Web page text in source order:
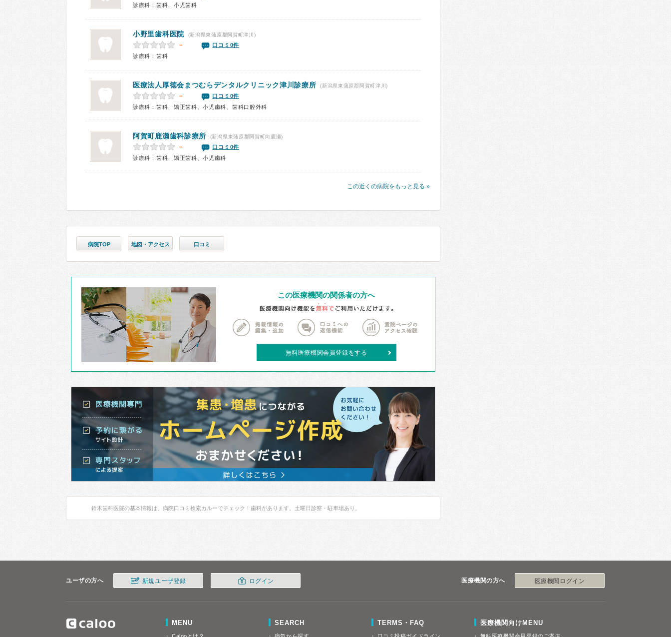
診療科：歯科、小児歯科
小野里歯科医院 (新潟県東蒲原郡阿賀町津川)
－
口コミ0件
診療科：歯科
医療法人厚徳会まつむらデンタルクリニック津川診療所 (新潟県東蒲原郡阿賀町津川)
－
口コミ0件
診療科：歯科、矯正歯科、小児歯科、歯科口腔外科
阿賀町鹿瀬歯科診療所 (新潟県東蒲原郡阿賀町向鹿瀬)
－
口コミ0件
診療科：歯科、矯正歯科、小児歯科
この近くの病院をもっと見る »
病院TOP 地図・アクセス 口コミ
この医療機関の関係者の方へ
無料医療機関会員登録をする
鈴木歯科医院の基本情報は、病院口コミ検索カルーでチェック！歯科があります。土曜日診察・駐車場あり。
ユーザの方へ 新規ユーザ登録 ログイン 医療機関の方へ 医療機関ログイン
MENU SEARCH TERMS・FAQ 医療機関向けMENU